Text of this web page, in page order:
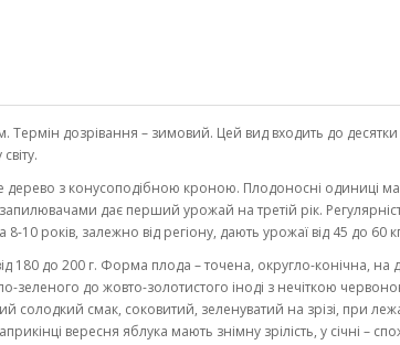
дозрівання – зимовий. Цей вид входить до десятки
з конусоподібною кроною. Плодоносні одиниці
дає перший урожай на третій рік.
10 років, залежно від регіону, дають урожаї від 45 до 60
180 до 200 г. Форма плода – точена, округло-конічна, на
зеленого до жовто-золотистого іноді з нечіткою
смак, соковитий, зеленуватий на зрізі, при
вересня яблука мають знімну зрілість, у січні –